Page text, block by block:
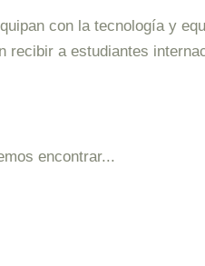
con la tecnología y
a estudiantes
encontrar...